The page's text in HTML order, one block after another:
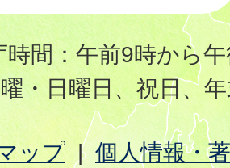
時間：午前9時から
・日曜日、祝日、
ップ
個人情報・